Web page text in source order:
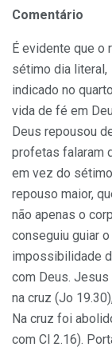
Comentário
É evidente que o
sétimo dia literal,
indicado no
vida de fé em
Deus repousou
profetas falaram
em vez do
repouso maior,
não apenas o
conseguiu guiar
impossibilidade
com Deus. Jesus
na cruz (Jo
Na cruz foi
com Cl 2.16).